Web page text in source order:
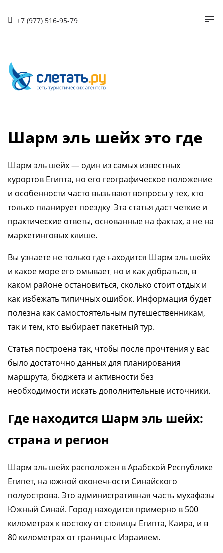
+7 (977) 516-95-79
Шарм эль шейх это где
Шарм эль шейх — один из самых известных
курортов Египта, но его географическое положение
и особенности часто вызывают вопросы у тех, кто
только планирует поездку. Эта статья даст четкие и
практические ответы, основанные на фактах, а не на
маркетинговых клише.
Вы узнаете не только где находится Шарм эль шейх
и какое море его омывает, но и как добраться, в
каком районе остановиться, сколько стоит отдых и
как избежать типичных ошибок. Информация будет
полезна как самостоятельным путешественникам,
так и тем, кто выбирает пакетный тур.
Статья построена так, чтобы после прочтения у вас
было достаточно данных для планирования
маршрута, бюджета и активности без
необходимости искать дополнительные источники.
Где находится Шарм эль шейх:
страна и регион
Шарм эль шейх расположен в Арабской Республике
Египет, на южной оконечности Синайского
полуострова. Это административная часть мухафазы
Южный Синай. Город находится примерно в 500
километрах к востоку от столицы Египта, Каира, и в
80 километрах от границы с Израилем.